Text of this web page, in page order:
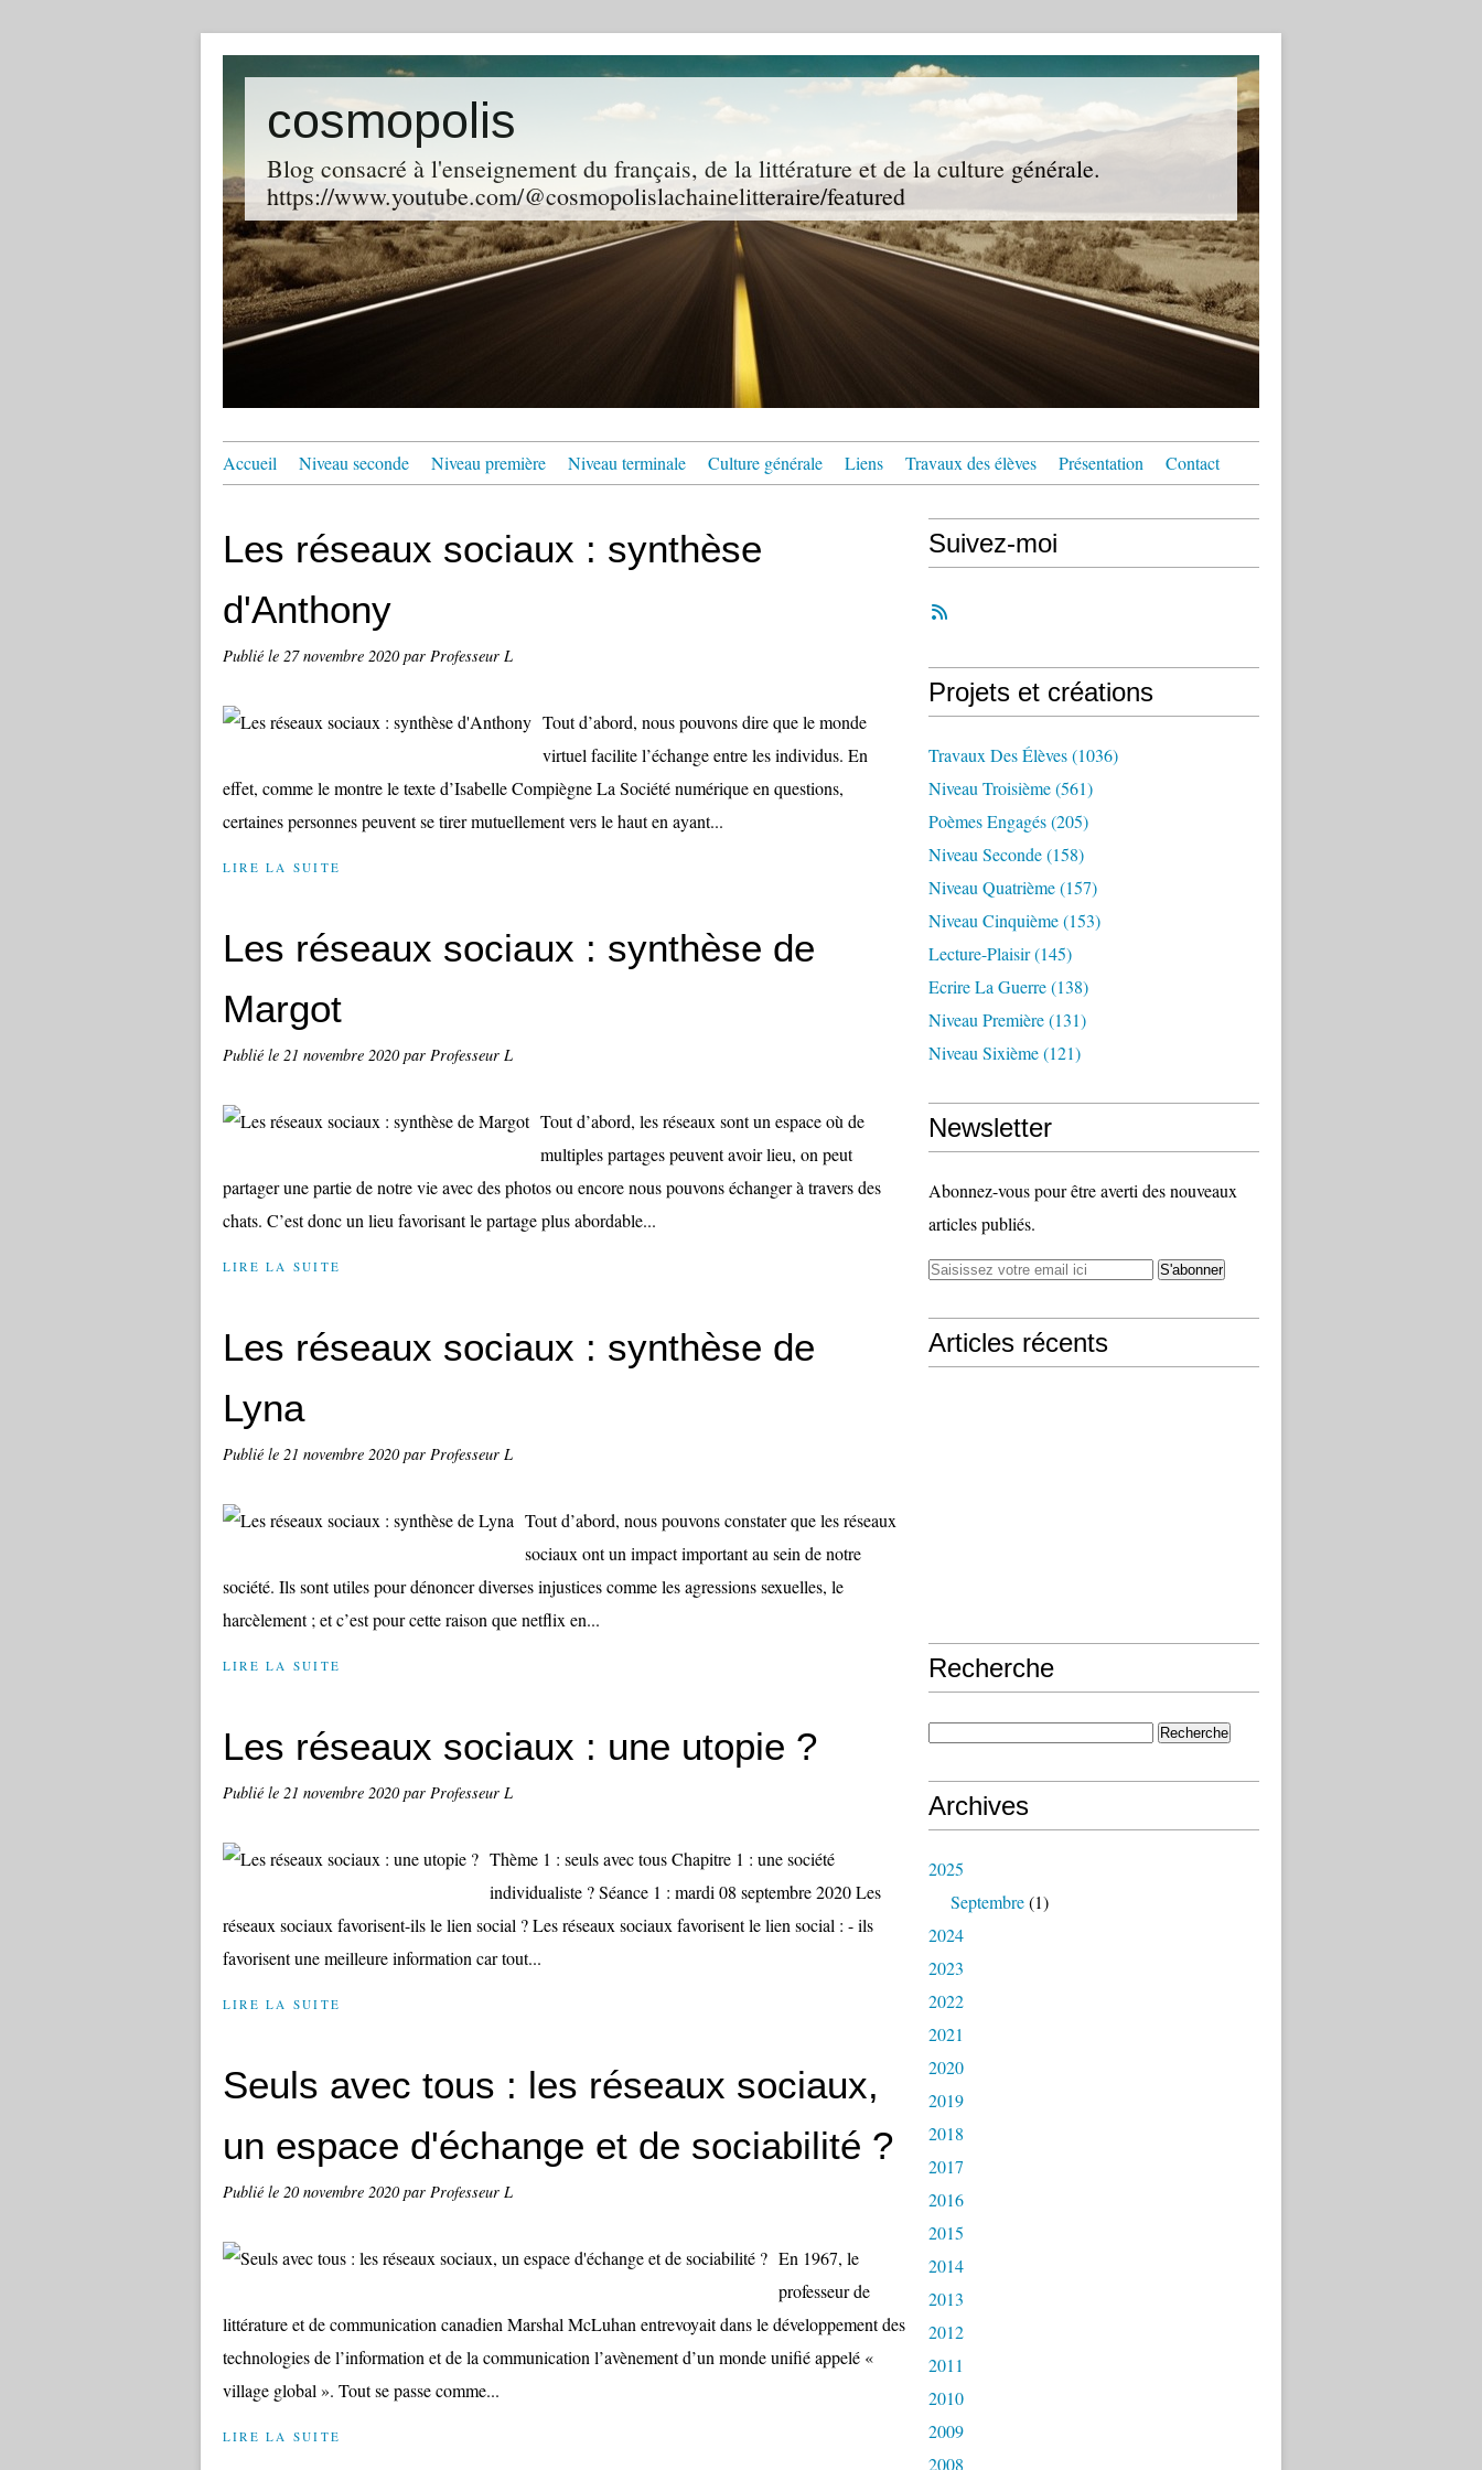
cosmopolis
Blog consacré à l'enseignement du français, de la littérature et de la culture générale.
https://www.youtube.com/@cosmopolislachainelitteraire/featured
Accueil Niveau seconde Niveau première Niveau terminale Culture générale Liens Travaux des élèves Présentation Contact
Les réseaux sociaux : synthèse
d'Anthony
Publié le 27 novembre 2020par Professeur L
Tout d’abord, nous pouvons dire que le monde
virtuel facilite l’échange entre les individus. En
effet, comme le montre le texte d’Isabelle Compiègne La Société numérique en questions,
certaines personnes peuvent se tirer mutuellement vers le haut en ayant...
LIRE LA SUITE
Les réseaux sociaux : synthèse de
Margot
Publié le 21 novembre 2020par Professeur L
Tout d’abord, les réseaux sont un espace où de
multiples partages peuvent avoir lieu, on peut
partager une partie de notre vie avec des photos ou encore nous pouvons échanger à travers des
chats. C’est donc un lieu favorisant le partage plus abordable...
LIRE LA SUITE
Les réseaux sociaux : synthèse de
Lyna
Publié le 21 novembre 2020par Professeur L
Tout d’abord, nous pouvons constater que les réseaux
sociaux ont un impact important au sein de notre
société. Ils sont utiles pour dénoncer diverses injustices comme les agressions sexuelles, le
harcèlement ; et c’est pour cette raison que netflix en...
LIRE LA SUITE
Les réseaux sociaux : une utopie ?
Publié le 21 novembre 2020par Professeur L
Thème 1 : seuls avec tous Chapitre 1 : une société
individualiste ? Séance 1 : mardi 08 septembre 2020 Les
réseaux sociaux favorisent-ils le lien social ? Les réseaux sociaux favorisent le lien social : - ils
favorisent une meilleure information car tout...
LIRE LA SUITE
Seuls avec tous : les réseaux sociaux,
un espace d'échange et de sociabilité ?
Publié le 20 novembre 2020par Professeur L
En 1967, le
professeur de
littérature et de communication canadien Marshal McLuhan entrevoyait dans le développement des
technologies de l’information et de la communication l’avènement d’un monde unifié appelé «
village global ». Tout se passe comme...
LIRE LA SUITE
Suivez-moi
Projets et créations
Travaux Des Élèves(1036)
Niveau Troisième(561)
Poèmes Engagés(205)
Niveau Seconde(158)
Niveau Quatrième(157)
Niveau Cinquième(153)
Lecture-Plaisir(145)
Ecrire La Guerre(138)
Niveau Première(131)
Niveau Sixième(121)
Newsletter
Abonnez-vous pour être averti des nouveaux
articles publiés.
Articles récents
Recherche
Archives
2025
Septembre(1)
2024
2023
2022
2021
2020
2019
2018
2017
2016
2015
2014
2013
2012
2011
2010
2009
2008